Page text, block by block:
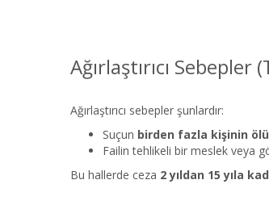
Ağırlaştırıcı Sebepler
Ağırlaştırıcı sebepler şunlardır:
Suçun birden fazla kişinin
Failin tehlikeli bir meslek veya
Bu hallerde ceza 2 yıldan 15 yıla